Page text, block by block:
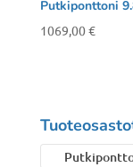
Putkiponttoni
1069,00€